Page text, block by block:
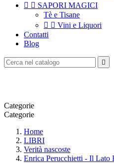
  SAPORI MAGICI
Tè e Tisane
  Vini e Liquori
Contatti
Blog

Categorie
Categorie
Home
LIBRI
Verità nascoste
Enrica Perucchietti - Il Lato